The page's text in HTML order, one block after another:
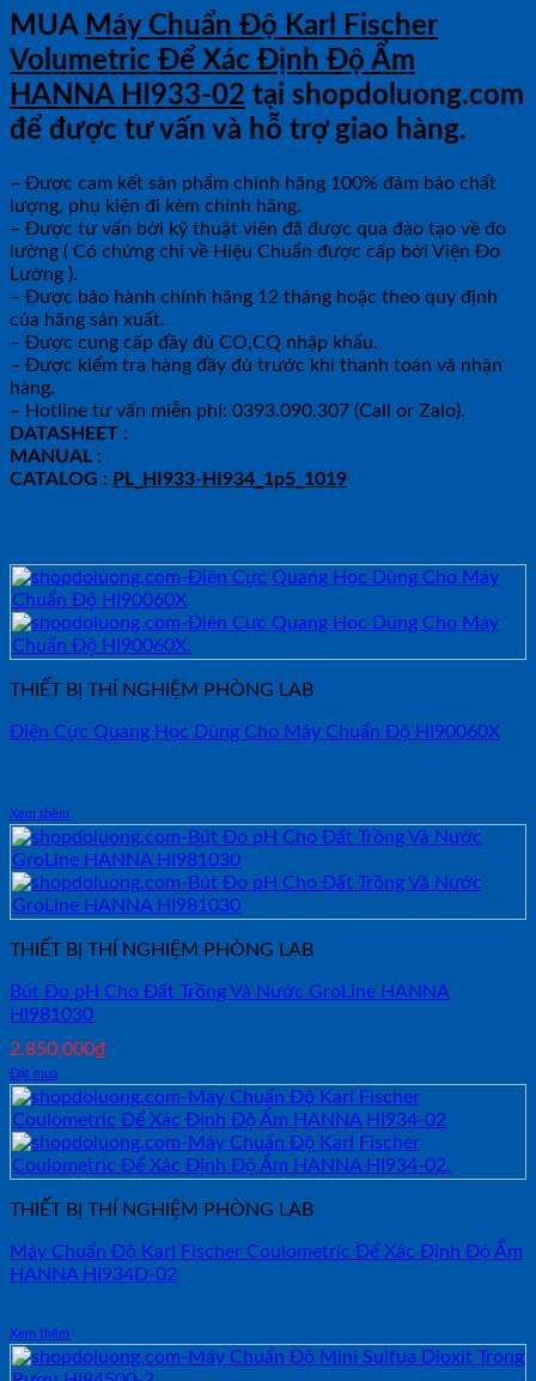
MUA Máy Chuẩn Độ Karl Fischer
Volumetric Để Xác Định Độ Ẩm
HANNA HI933-02 tại shopdoluong.com
để được tư vấn và hỗ trợ giao hàng.
– Được cam kết sản phẩm chính hãng 100% đảm bảo chất
lượng, phụ kiện đi kèm chính hãng.
– Được tư vấn bởi kỹ thuật viên đã được qua đào tạo về đo
lường ( Có chứng chỉ về Hiệu Chuẩn được cấp bởi Viện Đo
Lường ).
– Được bảo hành chính hãng 12 tháng hoặc theo quy định
của hãng sản xuất.
– Được cung cấp đầy đủ CO,CQ nhập khẩu.
– Được kiểm tra hàng đầy đủ trước khi thanh toán và nhận
hàng.
– Hotline tư vấn miễn phí: 0393.090.307 (Call or Zalo).
DATASHEET :
MANUAL :
CATALOG : PL_HI933-HI934_1p5_1019
THIẾT BỊ THÍ NGHIỆM PHÒNG LAB
Điện Cực Quang Học Dùng Cho Máy Chuẩn Độ HI90060X
Xem thêm
THIẾT BỊ THÍ NGHIỆM PHÒNG LAB
Bút Đo pH Cho Đất Trồng Và Nước GroLine HANNA
HI981030
2,850,000₫
Đặt mua
THIẾT BỊ THÍ NGHIỆM PHÒNG LAB
Máy Chuẩn Độ Karl Fischer Coulometric Để Xác Định Độ Ẩm
HANNA HI934D-02
Xem thêm